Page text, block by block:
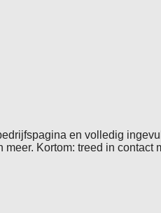
en volledig
Kortom: treed in contact